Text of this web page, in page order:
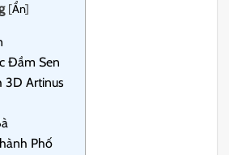
[Ẩn]
Đầm Sen
3D Artinus
Phố